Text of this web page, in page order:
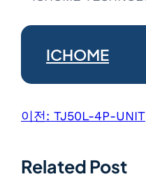
ICHOME
이전: TJ50L-4P-UNIT
Related Post